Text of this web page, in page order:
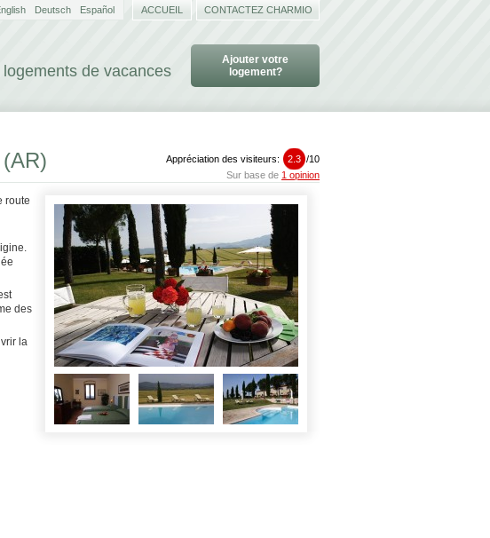
de vacances
Ajouter votre
logement?
Deutsch Español ACCUEIL CONTACTEZ CHARMIO
Appréciation des visiteurs: 2.3 /10
Sur base de 1 opinion
route
des
la